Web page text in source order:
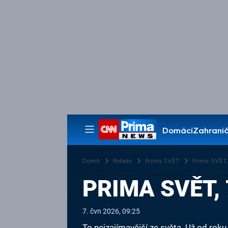
Domácí
Pořady
Domů Pořady Prima SVĚT Prima
PRIMA
7. čvn 2026, 09:25